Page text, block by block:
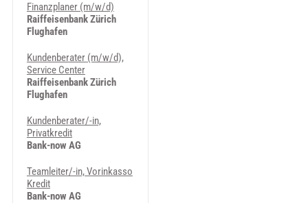
Finanzplaner (m/w/d)
Raiffeisenbank Zürich
Flughafen
Kundenberater (m/w/d),
Service Center
Raiffeisenbank Zürich
Flughafen
Kundenberater/-in,
Privatkredit
Bank-now AG
Teamleiter/-in, Vorinkasso
Kredit
Bank-now AG